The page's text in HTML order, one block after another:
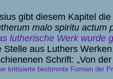
gibt diesem Kapitel
malo spiritu actum
lutherische Werk wurde
Stelle aus Luthers
Schrift: „Von
kritisierte bestimmte Formen der